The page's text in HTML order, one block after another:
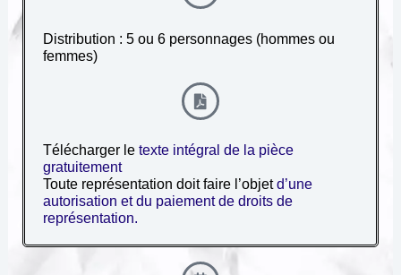
Distribution : 5 ou 6 personnages (hommes ou
femmes)
Télécharger le texte intégral de la pièce
gratuitement
Toute représentation doit faire l’objetd’une
autorisation et du paiement de droits de
représentation.